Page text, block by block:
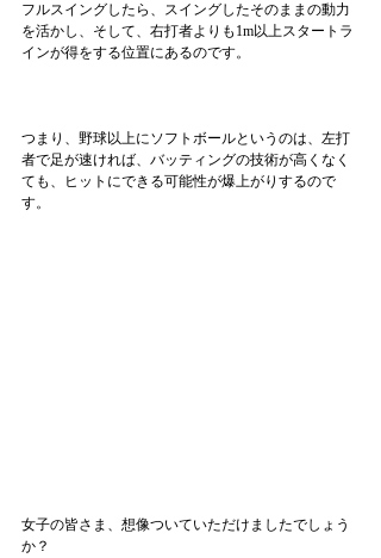
フルスイングしたら、スイングしたそのままの動力
を活かし、そして、右打者よりも1m以上スタートラ
インが得をする位置にあるのです。
つまり、野球以上にソフトボールというのは、左打
者で足が速ければ、バッティングの技術が高くなく
ても、ヒットにできる可能性が爆上がりするので
す。
女子の皆さま、想像ついていただけましたでしょう
か？